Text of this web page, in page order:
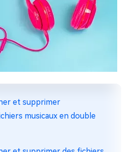
et supprimer
musicaux en double